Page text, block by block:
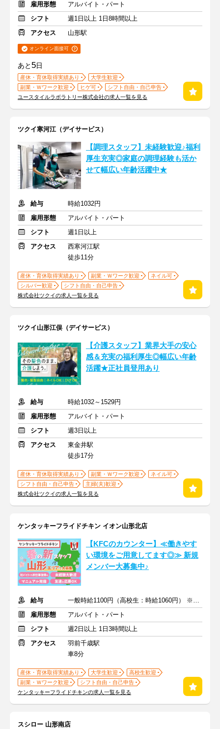
雇用形態
アルバイト・パート
シフト
週1日以上 1日8時間以上
アクセス
山形駅
オンライン面接可
あと 5日
産休・育休取得実績あり
大学生歓迎
副業・Ｗワーク歓迎
ヒゲ可
シフト自由・自己申告
ユースタイルラボラトリー株式会社の求人一覧を見る
ツクイ寒河江（デイサービス）
【調理スタッフ】未経験歓迎♪福利
厚生充実◎家庭の調理経験も活か
せて幅広い年齢活躍中★
給与
時給1032円
雇用形態
アルバイト・パート
シフト
週1日以上
アクセス
西寒河江駅
徒歩11分
産休・育休取得実績あり 副業・Ｗワーク歓迎
ネイル可
シルバー歓迎
シフト自由・自己申告
株式会社ツクイの求人一覧を見る
ツクイ山形江俣（デイサービス）
【介護スタッフ】業界大手の安心
感＆充実の福利厚生◎幅広い年齢
活躍★正社員登用あり
給与
時給1032～1529円
雇用形態
アルバイト・パート
シフト
週3日以上
アクセス
東金井駅
徒歩17分
産休・育休取得実績あり 副業・Ｗワーク歓迎
ネイル可
シフト自由・自己申告
主婦(夫)歓迎
株式会社ツクイの求人一覧を見る
ケンタッキーフライドチキン イオン山形北店
【KFCのカウンター】≪働きやす
い環境をご用意してます◎≫ 新規
メンバー大募集中♪
給与
一般時給1100円（高校生：時給1060円） ※土日時給＋50円
雇用形態
アルバイト・パート
シフト
週2日以上 1日3時間以上
アクセス
羽前千歳駅
車8分
産休・育休取得実績あり 大学生歓迎
高校生歓迎
副業・Ｗワーク歓迎
シフト自由・自己申告
ケンタッキーフライドチキンの求人一覧を見る
スシロー 山形南店